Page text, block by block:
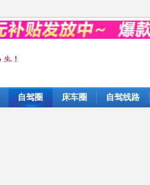
自驾圈 床车圈 自驾线路